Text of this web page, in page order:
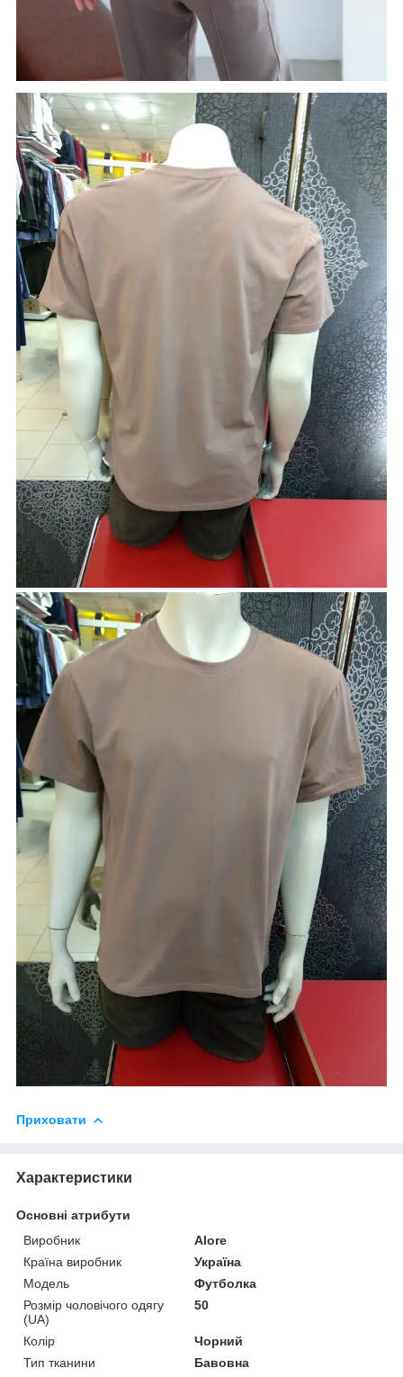
Приховати
Характеристики
Основні атрибути
Виробник
Alore
Країна виробник
Україна
Модель
Футболка
Розмір чоловічого одягу
(UA)
50
Колір
Чорний
Тип тканини
Бавовна